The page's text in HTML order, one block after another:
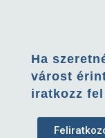
Ha
várost
iratkozz